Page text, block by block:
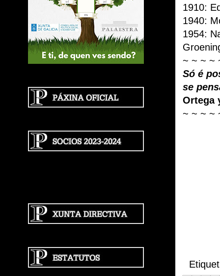
1910:
1940:
1954:
~ ~ ~ ~
Só é
se
Ortega
~ ~ ~ ~